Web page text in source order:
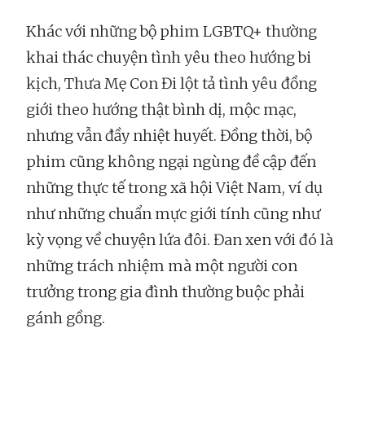
Khác với những bộ phim LGBTQ+ thường
khai thác chuyện tình yêu theo hướng bi
kịch, Thưa Mẹ Con Đi lột tả tình yêu đồng
giới theo hướng thật bình dị, mộc mạc,
nhưng vẫn đầy nhiệt huyết. Đồng thời, bộ
phim cũng không ngại ngùng đề cập đến
những thực tế trong xã hội Việt Nam, ví dụ
như những chuẩn mực giới tính cũng như
kỳ vọng về chuyện lứa đôi. Đan xen với đó là
những trách nhiệm mà một người con
trưởng trong gia đình thường buộc phải
gánh gồng.